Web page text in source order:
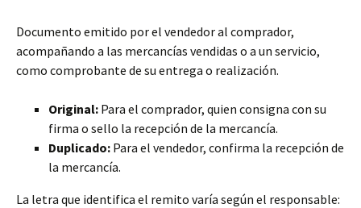
Documento emitido por el vendedor al comprador,
acompañando a las mercancías vendidas o a un servicio,
como comprobante de su entrega o realización.
Original: Para el comprador, quien consigna con su
firma o sello la recepción de la mercancía.
Duplicado: Para el vendedor, confirma la recepción de
la mercancía.
La letra que identifica el remito varía según el responsable: